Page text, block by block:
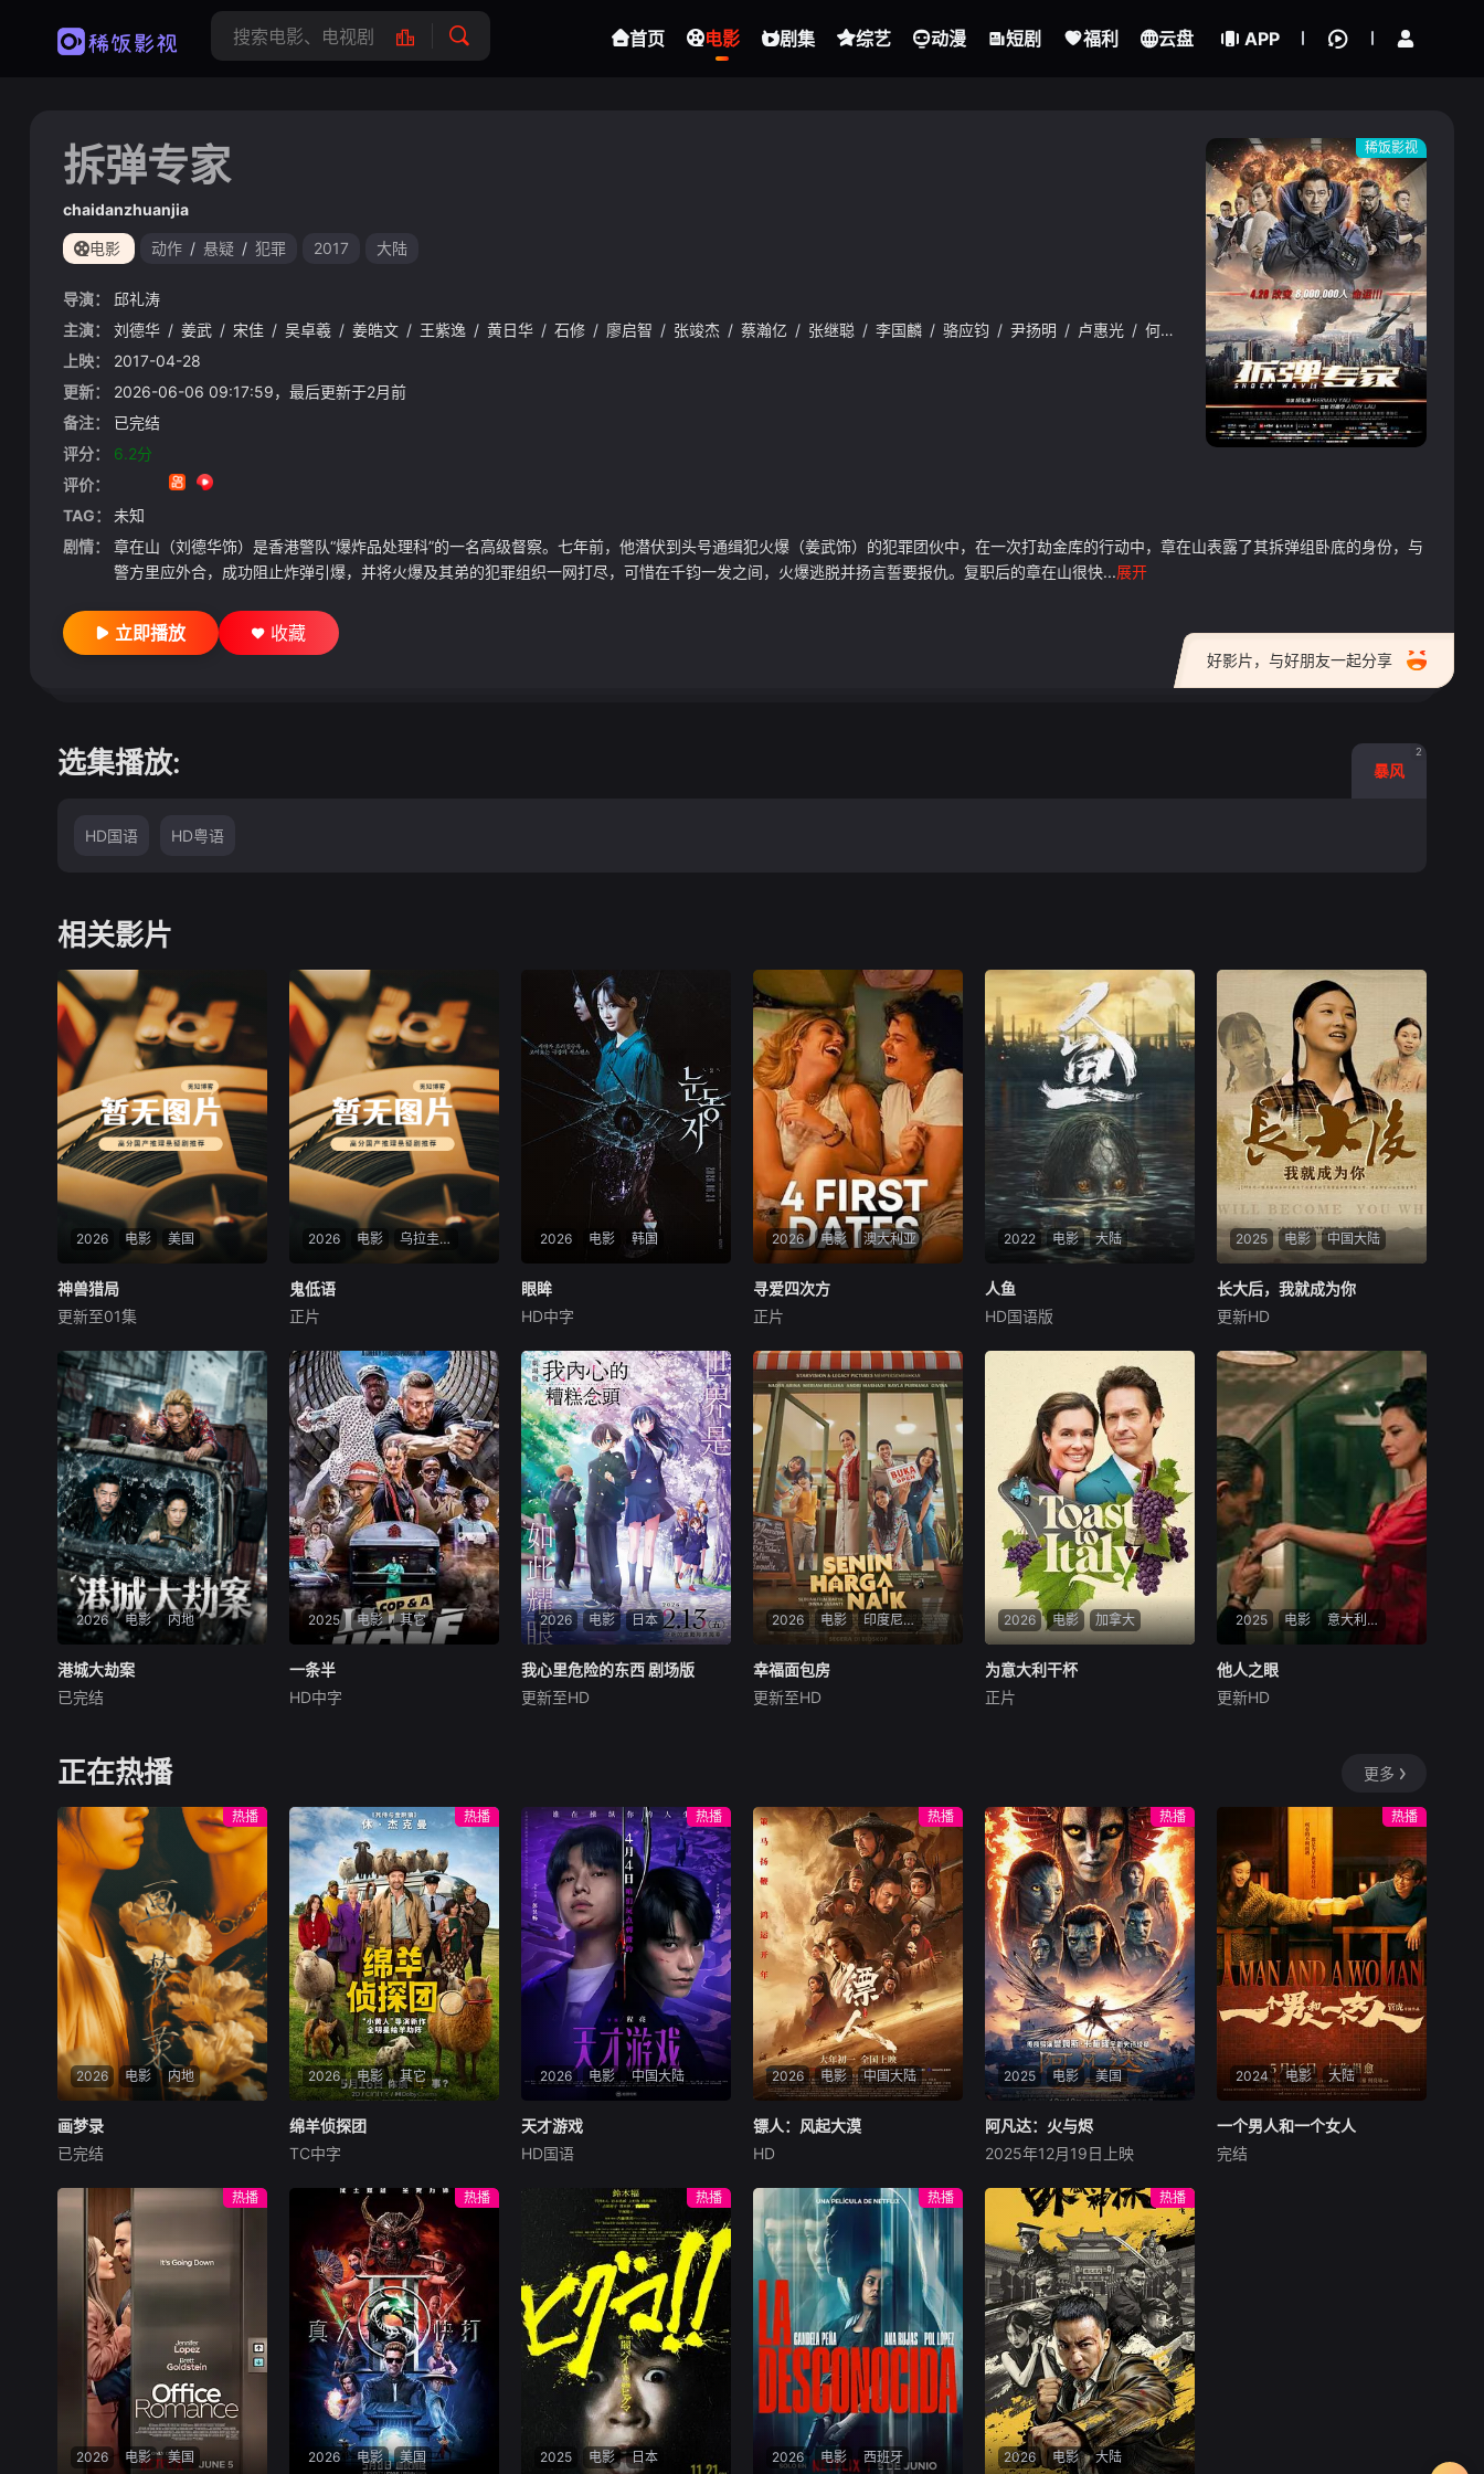
首页 电影 剧集 综艺 动漫 短剧 福利 云盘 APP
稀饭影视
拆弹专家
chaidanzhuanjia
电影 动作 / 悬疑 / 犯罪 2017 大陆
导演：
邱礼涛
主演：
刘德华 / 姜武 / 宋佳 / 吴卓羲 / 姜皓文 / 王紫逸 / 黄日华 / 石修 / 廖启智 / 张竣杰 / 蔡瀚亿 / 张继聪 / 李国麟 / 骆应钧 / 尹扬明 / 卢惠光 / 何华超
上映：
2017-04-28
更新：
2026-06-06 09:17:59，最后更新于2月前
备注：
已完结
评分：
6.2分
评价：
TAG：
未知
剧情：
章在山（刘德华饰）是香港警队“爆炸品处理科”的一名高级督察。七年前，他潜伏到头号通缉犯火爆（姜武饰）的犯罪团伙中，在一次打劫金库的行动中，章在山表露了其拆弹组卧底的身份，与
警方里应外合，成功阻止炸弹引爆，并将火爆及其弟的犯罪组织一网打尽，可惜在千钧一发之间，火爆逃脱并扬言誓要报仇。复职后的章在山很快...展开
好影片，与好朋友一起分享
立即播放 收藏
选集播放: 暴风
2
HD国语 HD粤语
相关影片
2026 电影 美国
神兽猎局
未知
A group of reptile fanatics
builds a global smuggling em
pire, while a scrappy team of
animal cops r
神兽猎局
更新至01集
2026 电影 乌拉圭 / 阿根廷
鬼低语
饱受父亲暴力虐待的兄妹露
西亚与阿德里安，逃往母亲留
下的偏远庄园避难。在这座与
世隔绝的古宅里，露西亚通过
猫咪身上隐藏的摄像头，意外
发现邻居们竟是虐杀电影犯罪
团伙，他们绑架少女拍摄血腥
影片，还准备除掉兄
鬼低语
正片
2026 电影 韩国
眼眸
申敏儿
围绕因患有家族遗传病而
导致视力逐渐丧失的摄影师瑞
真展开。在面对跨越视力障
碍、好不容易成为陶艺家却离
奇身亡的双胞胎妹妹瑞音时，
瑞真孤身一人踏上了挖掘死亡
真相的道路，并在黑暗的边缘
与隐藏的真相正面交锋
眼眸
HD中字
2026 电影 澳大利亚
寻爱四次方
Hilary
寻找完美婚礼日期的过程，扎
拉经历了一连串的冒险——并
走向了她未曾预料的爱情。
寻爱四次方
正片
2022 电影 大陆
人鱼
樊少皇
影片讲述了主人公韩郝（樊少
皇饰）为了营救意外被困秘密
实验室的儿子，勇往直前，与
不明生物“人鱼”斗智斗勇，凭
借着坚韧的信念和超群的智慧
带领被困小队，历经重重危
机。一场紧张刺激的生死逃亡
就此展开……
人鱼
HD国语版
2025 电影 中国大陆
长大后，我就成为你
孙洪涛
电影《长大后，我就成为你》
由中共四川省第十一届党代
表、第十二届中华慈善奖最具
爱心慈善楷模张彦杰老师的故
事改编，通过创建爱心助学机
构、罹患癌症、奔走呼吁、助
贫脱贫等多个感人情景，生动
演绎张彦杰不畏艰难的
长大后，我就成为你
更新HD
2026 电影 内地
港城大劫案
未知
存绝境的底层小人物，因一场
劫案命运交织。押款员唐月玲
手术；搭档李国荣遭杀猪盘骗
光积蓄，还面临失业危机；街
坊丧坤在黑帮九纹龙手下谋
生，不慎弄丢社团钱款，遭黑
帮全城追杀。走投无路的唐月
玲与丧坤打算抢夺黑帮钱财，
行动失败偶遇李国荣，行车记
录仪拍下二人图谋。李国荣顺
势提议联手打劫押款车，计划
借大坑舞火龙盛典人流管制实
施行动，三人在煎熬中达成共
识。行动当晚局势彻底失控：
追杀丧坤的黑帮、全副武装的
人形成三方混战。三人不忍伤
及无辜，驾车转
港城大劫案
已完结
2025 电影 其它
一条半
个打击犯罪的舞台。一位循规
蹈矩的警察勉强与一位能言善
辩的线人搭档，在险恶的地下
贩毒世界中擦出了火花。他们
凭借着意想不到的情
一条半
HD中字
2026 电影 日本
我心里危险的东西 剧场版
羊宫妃那
的世界时，班上的风云人物·山
田杏奈突然闯了进来！她在图
书室狼吞虎咽地吃御饭团，或
是哼着小曲儿。有时又突然凑
得很近……面对山田难以预测
的言行，市川虽然困惑不已，
却不知不觉间满脑子都是山田
的身影了。另一方面，山田也
在与市川交谈的过程中，逐渐
对他的存在在意起来──。 第
一次体会到的“喜欢”这种心
情。无论是擦肩而过的误会，
还是笨拙的心意，两人都一一
却无比坚定地逐渐拉近了。
我心里危险的东西 剧场版
更新至HD
2026 电影 印度尼西亚
幸福面包房
Nadya
幸福面包房
更新至HD
2026 电影 加拿大
为意大利干杯
找著名的“爱情酒”,他们一起寻
找自己的爱情。
为意大利干杯
正片
2025 电影 意大利,比利时
他人之眼
杰丝敏·特丽卡
marks the beginning of a pas
他人之眼
更新HD
正在热播 更多
2026 电影 内地
热播
画梦录
代露娃
民国的上海滩，身怀绝技的孤
女画师许雁真，意外与身陷危
局的融汇银行总账姜心羽产生
交集。姜心羽遭人陷害，只得
与许雁真结盟，彼时银行欲将
国宝名画低价卖给外国人，许
雁真凭借自身精湛画技仿造名
画、偷天换日。几经波折，两
人联手在各方势力的夹缝间巧
妙周旋，共历险阻，破解重重
困境。
画梦录
已完结
2026 电影 其它
热播
绵羊侦探团
牧羊人乔治（休·杰克曼
饰）最爱给羊群读侦探小说，
没想到自己有一天会离奇死
亡。他留下的3000万巨额遗
产，让每个人貌似都有犯罪动
机。警察毫无头绪之时，羊群
们决定“不务正业”迈出牧场，
追查牧羊人“躺平
绵羊侦探团
TC中字
2026 电影 中国大陆
热播
天才游戏
彭昱畅
穷途末路的天才少年刘全龙
（彭昱畅 饰），被偏执富家公
子陈伦（丁禹兮 饰）选中，被
迫踏入一场为他量身打造的
“换命游戏”。豪华别墅、名车
名表、神秘女友全部备齐，在
陈伦的精心打造下，刘全龙瞬
间拥有顶配人生。
天才游戏
HD国语
2026 电影 中国大陆
热播
镖人：风起大漠
大漠之上，镖人、官府、西域
五大家族等多方势力盘根错
节、暗潮涌动。“天字第二号
逃犯”刀马接下特殊押镖任
务，和同伴一起从西域护镖远
赴长安。不料，他们的护送对
象竟是“天字第一号逃犯”知世
郎……天下熙熙皆为利来，各
方势力闻风入局，抢镖厮杀接
连上演……
镖人：风起大漠
HD
2025 电影 美国
热播
阿凡达：火与烬
萨姆·沃辛顿
佐伊·索尔达娜
影片聚焦杰克·萨利与奈蒂莉一
家的命运起伏，在前作的情感
余波之上，深刻描绘一个家族
在战火中如何成长、并共同守
护血脉相连的情感纽带的历
程，从而将故事推向更具张力
的全新维度。此外，潘多拉的
全新领域也即将揭晓
阿凡达：火与烬
2025年12月19日上映
2024 电影 大陆
热播
一个男人和一个女人
黄渤
一个男人和一个女人
完结
2026 电影 美国
热播
2026 电影 美国
热播
2025 电影 日本
热播
2026 电影 西班牙
热播
2026 电影 大陆
热播